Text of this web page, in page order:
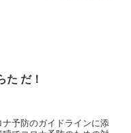
た だ！
ナ予防のガイドラインに添